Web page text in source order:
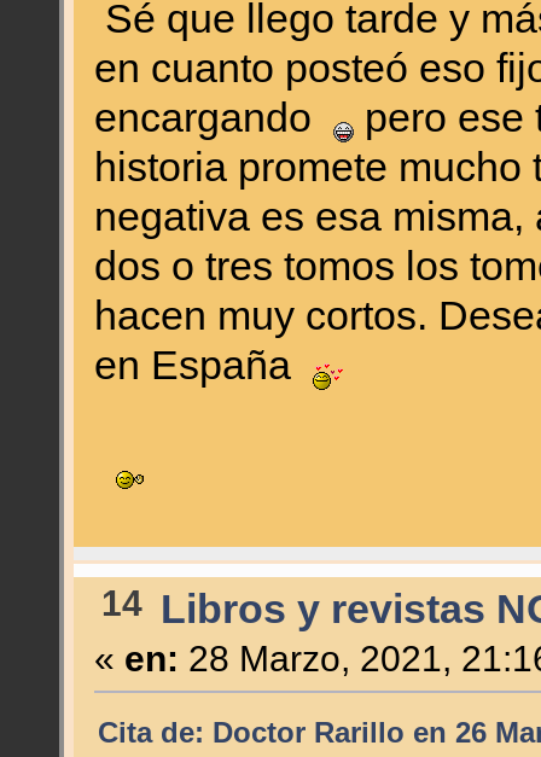
Sé que llego tarde y
en cuanto posteó eso
encargando
pero ese
historia promete
negativa es esa
dos o tres tomos los
hacen muy cortos.
en España
14 Libros y revistas
« en: 28 Marzo, 2021,
Cita de: Doctor Rarillo en 26